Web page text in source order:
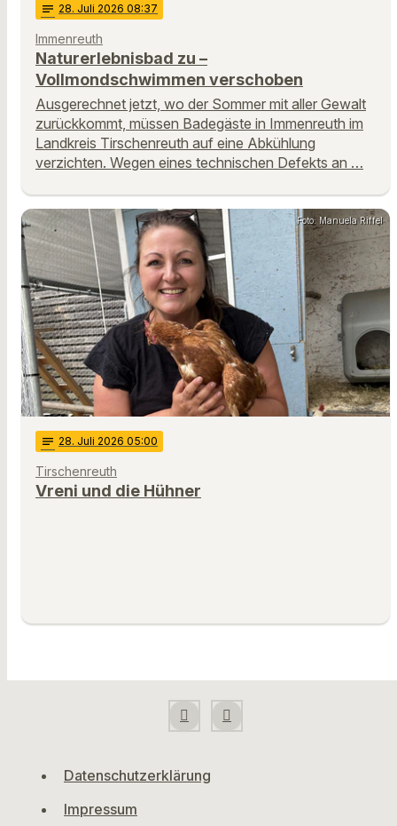
notes 28. Juli 2026 08:37
Immenreuth
Naturerlebnisbad zu –
Vollmondschwimmen verschoben
Ausgerechnet jetzt, wo der Sommer mit aller Gewalt
zurückkommt, müssen Badegäste in Immenreuth im
Landkreis Tirschenreuth auf eine Abkühlung
verzichten. Wegen eines technischen Defekts an …
Foto: Manuela Riffel
notes 28. Juli 2026 05:00
Tirschenreuth
Vreni und die Hühner
Datenschutzerklärung
Impressum